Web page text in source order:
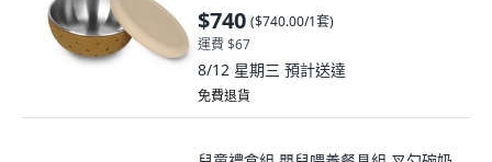
$740 ($740.00/1套)
運費 $67
8/12 星期三 預計送達
免費退貨